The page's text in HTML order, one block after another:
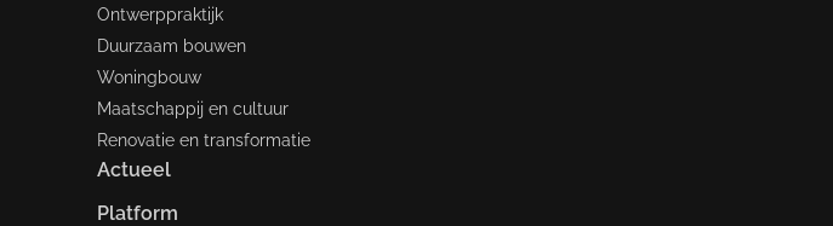
Ontwerppraktijk
Duurzaam bouwen
Woningbouw
Maatschappij en cultuur
Renovatie en transformatie
Actueel
Platform